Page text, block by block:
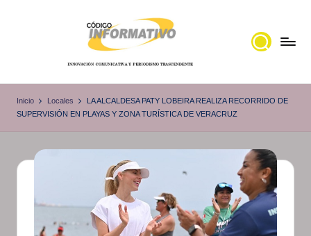
ó
i
noticias
Inicio Locales
LA ALCALDESA PATY LOBEIRA REALIZA RECORRIDO DE
SUPERVISIÓN EN PLAYAS Y ZONA TURÍSTICA DE VERACRUZ